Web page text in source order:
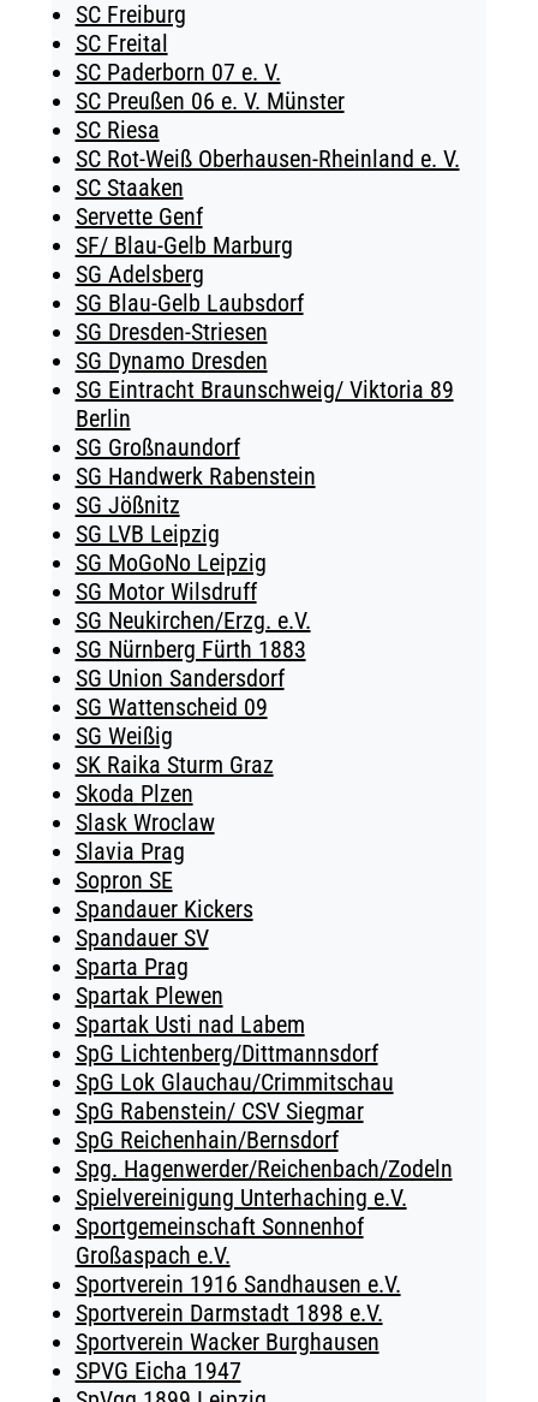
SC Freiburg
SC Freital
SC Paderborn 07 e. V.
SC Preußen 06 e. V. Münster
SC Riesa
SC Rot-Weiß Oberhausen-Rheinland e. V.
SC Staaken
Servette Genf
SF/ Blau-Gelb Marburg
SG Adelsberg
SG Blau-Gelb Laubsdorf
SG Dresden-Striesen
SG Dynamo Dresden
SG Eintracht Braunschweig/ Viktoria 89
Berlin
SG Großnaundorf
SG Handwerk Rabenstein
SG Jößnitz
SG LVB Leipzig
SG MoGoNo Leipzig
SG Motor Wilsdruff
SG Neukirchen/Erzg. e.V.
SG Nürnberg Fürth 1883
SG Union Sandersdorf
SG Wattenscheid 09
SG Weißig
SK Raika Sturm Graz
Skoda Plzen
Slask Wroclaw
Slavia Prag
Sopron SE
Spandauer Kickers
Spandauer SV
Sparta Prag
Spartak Plewen
Spartak Usti nad Labem
SpG Lichtenberg/Dittmannsdorf
SpG Lok Glauchau/Crimmitschau
SpG Rabenstein/ CSV Siegmar
SpG Reichenhain/Bernsdorf
Spg. Hagenwerder/Reichenbach/Zodeln
Spielvereinigung Unterhaching e.V.
Sportgemeinschaft Sonnenhof
Großaspach e.V.
Sportverein 1916 Sandhausen e.V.
Sportverein Darmstadt 1898 e.V.
Sportverein Wacker Burghausen
SPVG Eicha 1947